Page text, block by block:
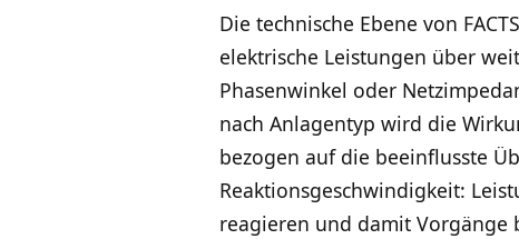
Die technische Ebene von
elektrische Leistungen über
Phasenwinkel oder
nach Anlagentyp wird die
bezogen auf die beeinflusste
Reaktionsgeschwindigkeit:
reagieren und damit Vorgänge